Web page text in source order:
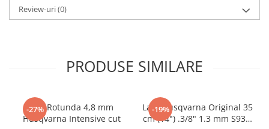
Review-uri(0)
PRODUSE SIMILARE
-27%
Pila Rotunda 4,8 mm
Husqvarna Intensive cut
-19%
Lant Husqvarna Original 35
cm (14") .3/8" 1.3 mm S93G